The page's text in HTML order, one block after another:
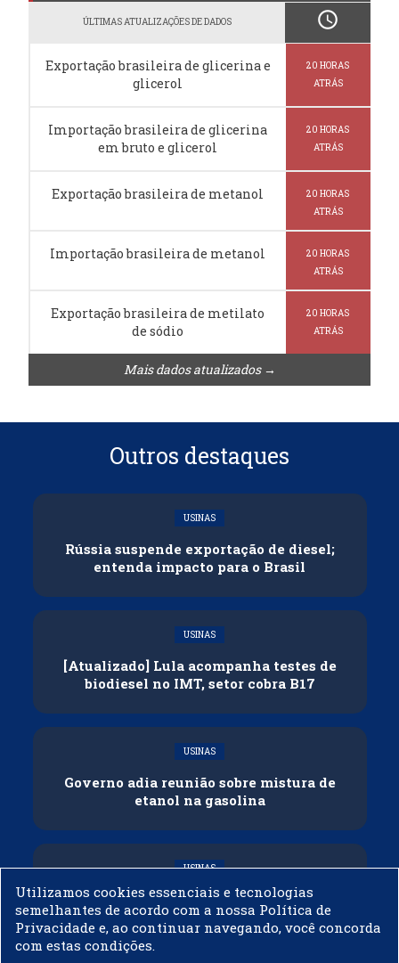
ÚLTIMAS ATUALIZAÇÕES DE DADOS schedule
Exportação brasileira de glicerina e
glicerol
20 HORAS
ATRÁS
Importação brasileira de glicerina
em bruto e glicerol
20 HORAS
ATRÁS
Exportação brasileira de metanol
20 HORAS
ATRÁS
Importação brasileira de metanol
20 HORAS
ATRÁS
Exportação brasileira de metilato
de sódio
20 HORAS
ATRÁS
Mais dados atualizados →
Outros destaques
USINAS
Rússia suspende exportação de diesel;
entenda impacto para o Brasil
USINAS
[Atualizado] Lula acompanha testes de
biodiesel no IMT, setor cobra B17
USINAS
Governo adia reunião sobre mistura de
etanol na gasolina
USINAS
CNPE veda importação de biodiesel
Utilizamos cookies essenciais e tecnologias
semelhantes de acordo com a nossa Política de
Privacidade e, ao continuar navegando, você concorda
com estas condições.